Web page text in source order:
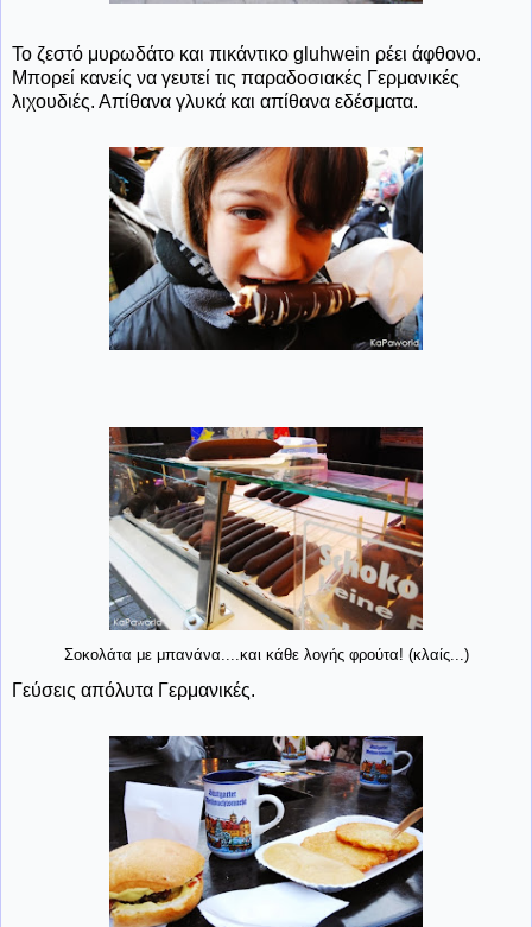
Το ζεστό μυρωδάτο και πικάντικο gluhwein ρέει άφθονο.
Μπορεί κανείς να γευτεί τις παραδοσιακές Γερμανικές
λιχουδιές. Απίθανα γλυκά και απίθανα εδέσματα.
Σοκολάτα με μπανάνα....και κάθε λογής φρούτα! (κλαίς...)
Γεύσεις απόλυτα Γερμανικές.